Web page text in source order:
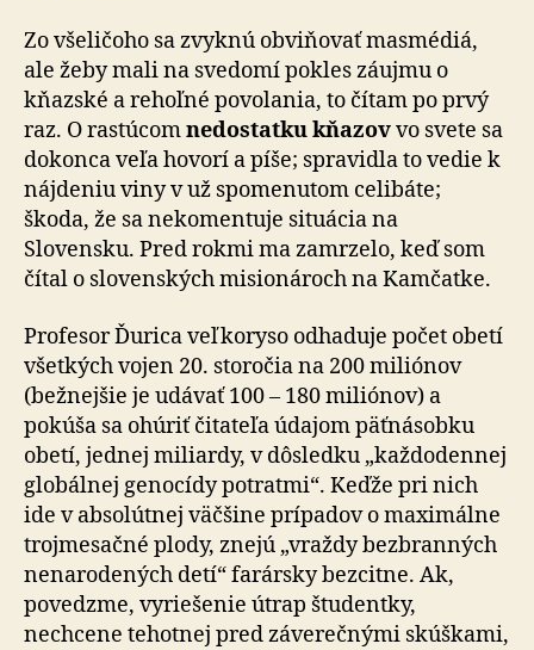
Zo všeličoho sa zvyknú obviňovať masmédiá,
ale žeby mali na svedomí pokles záujmu o
kňazské a rehoľné povolania, to čítam po prvý
raz. O rastúcomnedostatku kňazovvo svete sa
dokonca veľa hovorí a píše; spravidla to vedie k
nájdeniu viny v už spomenutom celibáte;
škoda, že sa nekomentuje situácia na
Slovensku. Pred rokmi ma zamrzelo, keď som
čítal o slovenských misionároch na Kamčatke.
Profesor Ďurica veľkoryso odhaduje počet obetí
všetkých vojen 20. storočia na 200 miliónov
(bežnejšie je udávať 100 – 180 miliónov) a
pokúša sa ohúriť čitateľa údajom päťnásobku
obetí, jednej miliardy, v dôsledku „každodennej
globálnej genocídy potratmi“. Keďže pri nich
ide v absolútnej väčšine prípadov o maximálne
trojmesačné plody, znejú „vraždy bezbranných
nenarodených detí“ farársky bezcitne. Ak,
povedzme, vyriešenie útrap študentky,
nechcene tehotnej pred záverečnými skúškami,